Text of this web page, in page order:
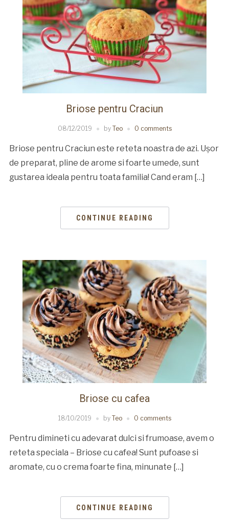
Briose pentru Craciun
08/12/2019 by Teo 0 comments
Briose pentru Craciun este reteta noastra de azi. Ușor
de preparat, pline de arome si foarte umede, sunt
gustarea ideala pentru toata familia! Cand eram […]
CONTINUE READING
Briose cu cafea
18/10/2019 by Teo 0 comments
Pentru dimineti cu adevarat dulci si frumoase, avem o
reteta speciala – Briose cu cafea! Sunt pufoase si
aromate, cu o crema foarte fina, minunate […]
CONTINUE READING